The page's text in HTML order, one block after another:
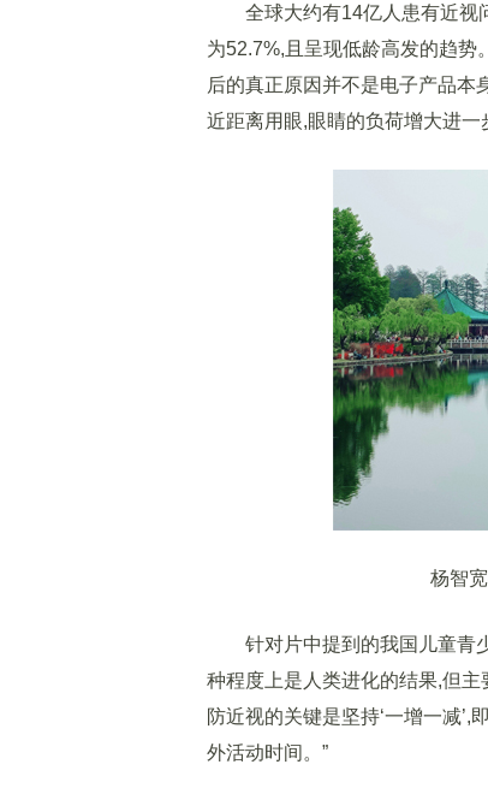
全球大约有14亿人患有近视
为52.7%,且呈现低龄高发的趋
后的真正原因并不是电子产品本
近距离用眼,眼睛的负荷增大进一
杨智宽
针对片中提到的我国儿童青少
种程度上是人类进化的结果,但
防近视的关键是坚持‘一增一减
外活动时间。”